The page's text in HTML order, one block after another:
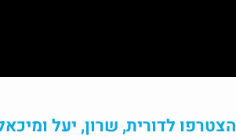
הצטרפו לדורית, שרון, יעל